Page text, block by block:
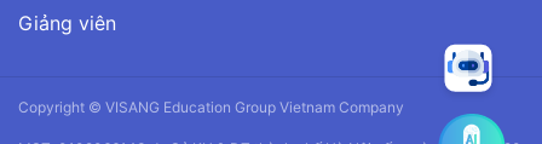
Giảng viên
Copyright © VISANG Education Group Vietnam Company